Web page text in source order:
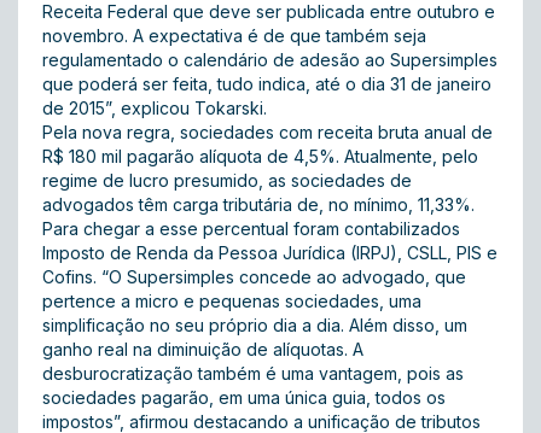
Receita Federal que deve ser publicada entre outubro e
novembro. A expectativa é de que também seja
regulamentado o calendário de adesão ao Supersimples
que poderá ser feita, tudo indica, até o dia 31 de janeiro
de 2015”, explicou Tokarski.
Pela nova regra, sociedades com receita bruta anual de
R$ 180 mil pagarão alíquota de 4,5%. Atualmente, pelo
regime de lucro presumido, as sociedades de
advogados têm carga tributária de, no mínimo, 11,33%.
Para chegar a esse percentual foram contabilizados
Imposto de Renda da Pessoa Jurídica (IRPJ), CSLL, PIS e
Cofins. “O Supersimples concede ao advogado, que
pertence a micro e pequenas sociedades, uma
simplificação no seu próprio dia a dia. Além disso, um
ganho real na diminuição de alíquotas. A
desburocratização também é uma vantagem, pois as
sociedades pagarão, em uma única guia, todos os
impostos”, afirmou destacando a unificação de tributos